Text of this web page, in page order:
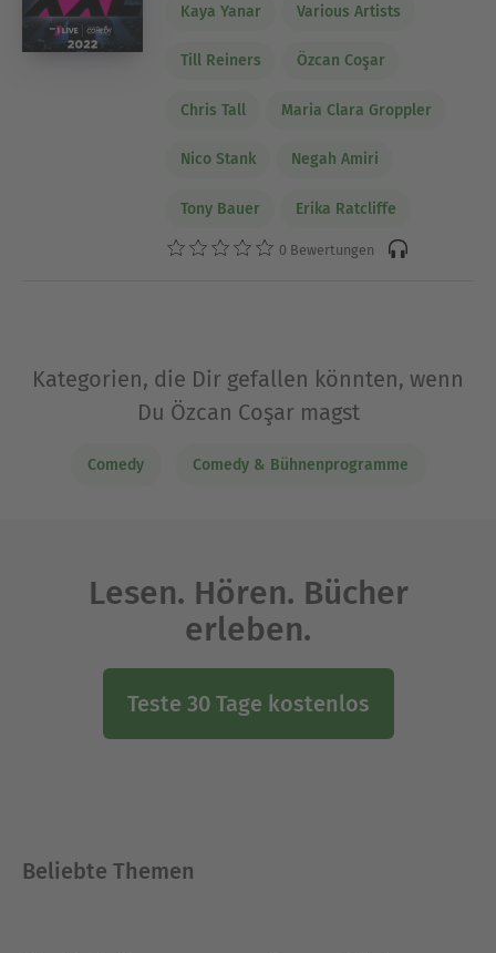
Kaya Yanar Various Artists
Till Reiners Özcan Coşar
Chris Tall Maria Clara Groppler
Nico Stank Negah Amiri
Tony Bauer Erika Ratcliffe
0 Bewertungen
Kategorien, die Dir gefallen könnten, wenn
Du Özcan Coşar magst
Comedy Comedy & Bühnenprogramme
Lesen. Hören. Bücher
erleben.
Teste 30 Tage kostenlos
Beliebte Themen